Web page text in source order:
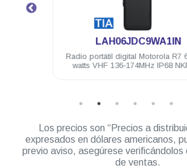
LAH06JDC9WA1IN
Radio portátil digital Motorola R7
watts VHF 136-174MHz IP68
Los precios son “Precios a
expresados en dólares americanos,
previo aviso, asegúrese verificándolos
de ventas.